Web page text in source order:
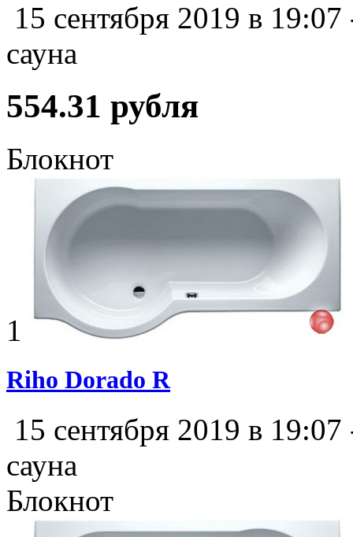
15 сентября 2019 в
сауна
554.31 рубля
Блокнот
1
Riho Dorado R
15 сентября 2019 в
сауна
Блокнот